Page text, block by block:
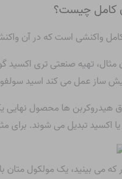
کامل چیست؟
کامل واکنشی است که در آن
مثال، تهیه صنعتی تری اکسید
ساز عمل می کند اسید
هیدروکربن ها محصول نهایی
اکسید تبدیل می شوند. برای
که می بینید، یک مولکول